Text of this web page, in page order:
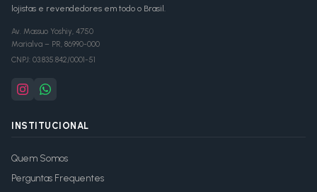
lojistas e revendedores em todo o Brasil.
Av. Massuo Yoshiy, 4750
Marialva – PR, 86990-000
CNPJ: 03.835.842/0001-51
INSTITUCIONAL
Quem Somos
Perguntas Frequentes